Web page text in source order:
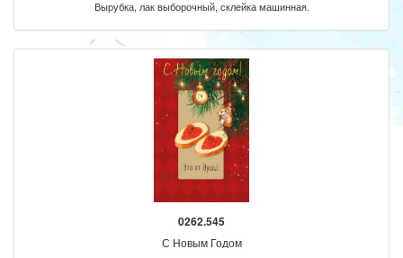
Вырубка, лак выборочный, склейка машинная.
0262.545
С Новым Годом